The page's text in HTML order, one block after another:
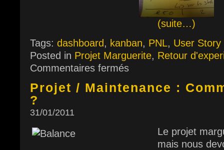
(suite…)
Tags: dashboard , kanban, PNL, User Story
Posted in Projet Marguerite, Retour
Commentaires fermés
Projet / Maintenance :
?
31/01/2011
Le projet
mais nous